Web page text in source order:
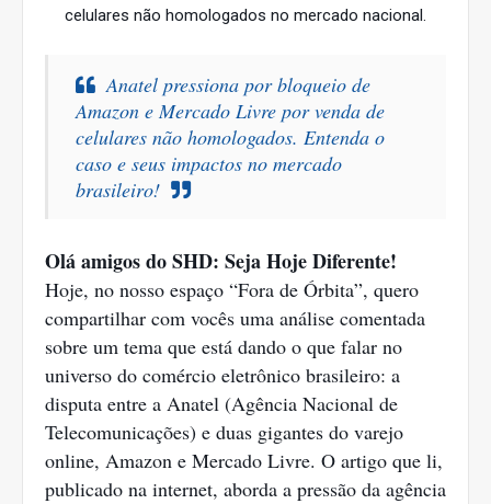
celulares não homologados no mercado nacional.
Anatel pressiona por bloqueio de
Amazon e Mercado Livre por venda de
celulares não homologados. Entenda o
caso e seus impactos no mercado
brasileiro!
Olá amigos do SHD: Seja Hoje Diferente!
Hoje, no nosso espaço “Fora de Órbita”, quero
compartilhar com vocês uma análise comentada
sobre um tema que está dando o que falar no
universo do comércio eletrônico brasileiro: a
disputa entre a Anatel (Agência Nacional de
Telecomunicações) e duas gigantes do varejo
online, Amazon e Mercado Livre. O artigo que li,
publicado na internet, aborda a pressão da agência